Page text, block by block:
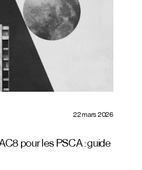
22 mars 2026
pour les PSCA : guide